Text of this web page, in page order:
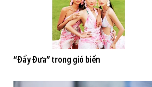
“Đẩy Đưa” trong gió biển